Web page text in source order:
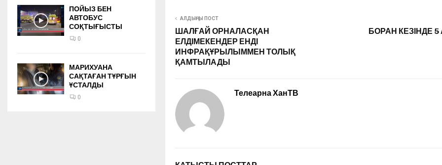
АЛДЫҢҒЫ ПОСТ
ШАЛҒАЙ ОРНАЛАСҚАН
ЕЛДІМЕКЕНДЕР ЕНДІ
ИНФРАҚҰРЫЛЫММЕН ТОЛЫҚ
ҚАМТЫЛАДЫ
БОРАН КЕЗІНДЕ
Телеарна ХанТВ
ПОЙЫЗ БЕН
АВТОБУС
СОҚТЫҒЫСТЫ
0
МАРИХУАНА
САҚТАҒАН ТҰРҒЫН
ҰСТАЛДЫ
0